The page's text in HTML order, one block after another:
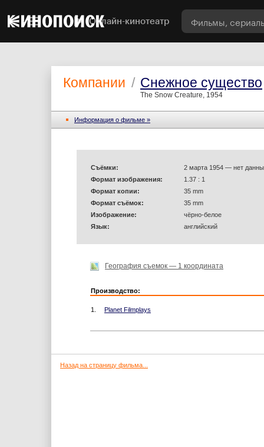
Онлайн-кинотеатр
Компании / Снежное существо
The Snow Creature, 1954
Информация o фильме »
Съёмки:
2 марта 1954 — нет
Формат изображения:
1.37 : 1
Формат копии:
35 mm
Формат съёмок:
35 mm
Изображение:
чёрно-белое
Язык:
английский
География съемок — 1 координата
Производство:
1. Planet Filmplays
Назад на страницу фильма...